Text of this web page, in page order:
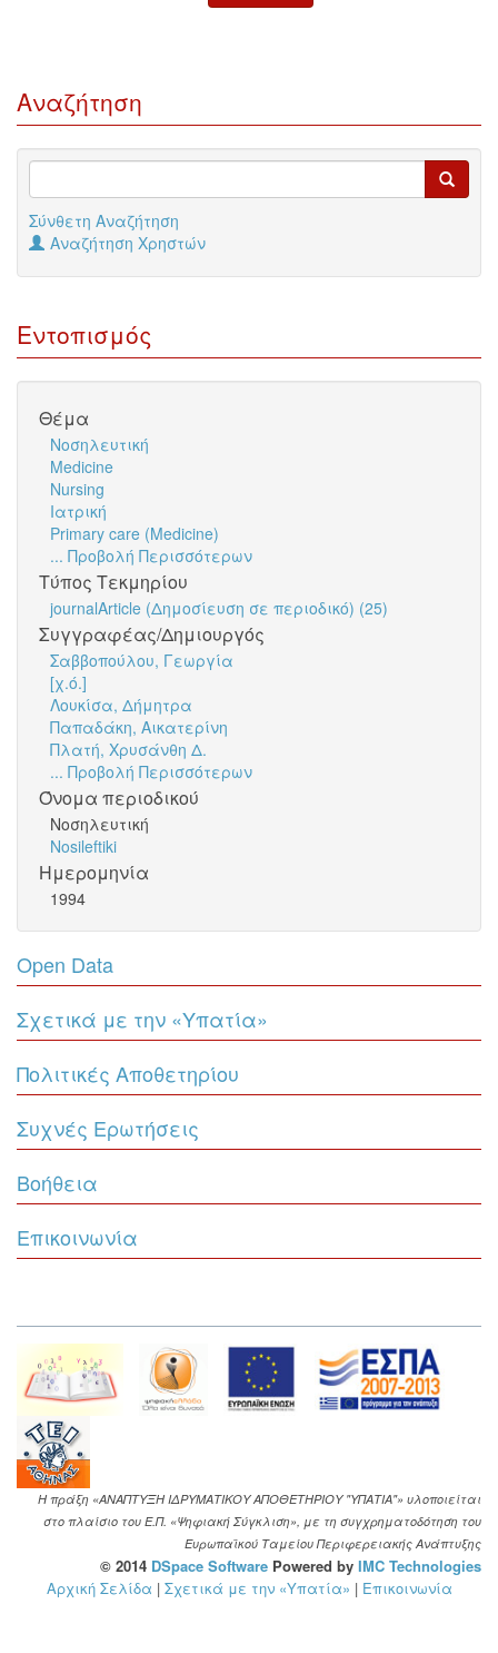
Αναζήτηση
Σύνθετη Αναζήτηση
Αναζήτηση Χρηστών
Εντοπισμός
Θέμα
Νοσηλευτική
Medicine
Nursing
Ιατρική
Primary care (Medicine)
... Προβολή Περισσότερων
Τύπος Τεκμηρίου
journalArticle (Δημοσίευση σε περιοδικό) (25)
Συγγραφέας/Δημιουργός
Σαββοπούλου, Γεωργία
[χ.ό.]
Λουκίσα, Δήμητρα
Παπαδάκη, Αικατερίνη
Πλατή, Χρυσάνθη Δ.
... Προβολή Περισσότερων
Όνομα περιοδικού
Νοσηλευτική
Nosileftiki
Ημερομηνία
1994
Open Data
Σχετικά με την «Υπατία»
Πολιτικές Αποθετηρίου
Συχνές Ερωτήσεις
Βοήθεια
Επικοινωνία
Η πράξη «ΑΝΑΠΤΥΞΗ ΙΔΡΥΜΑΤΙΚΟΥ ΑΠΟΘΕΤΗΡΙΟΥ "ΥΠΑΤΙΑ"» υλοποιείται
στο πλαίσιο του Ε.Π. «Ψηφιακή Σύγκλιση», με τη συγχρηματοδότηση του
Ευρωπαϊκού Ταμείου Περιφερειακής Ανάπτυξης
© 2014 DSpace Software Powered by IMC Technologies
Αρχική Σελίδα | Σχετικά με την «Υπατία» | Επικοινωνία